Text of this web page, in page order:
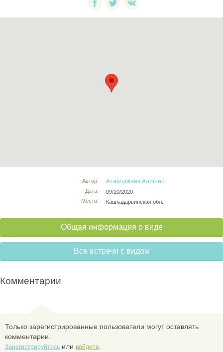
Автор:
Дата:
Место:
Атаходжаев Алишер
09/10/2020
Кашкадарьинская обл.
Общая информация о виде
Все встречи с видом
Комментарии
Только зарегистрированные пользователи могут оставлять
комментарии.
Зарегистрируйтесь или войдите